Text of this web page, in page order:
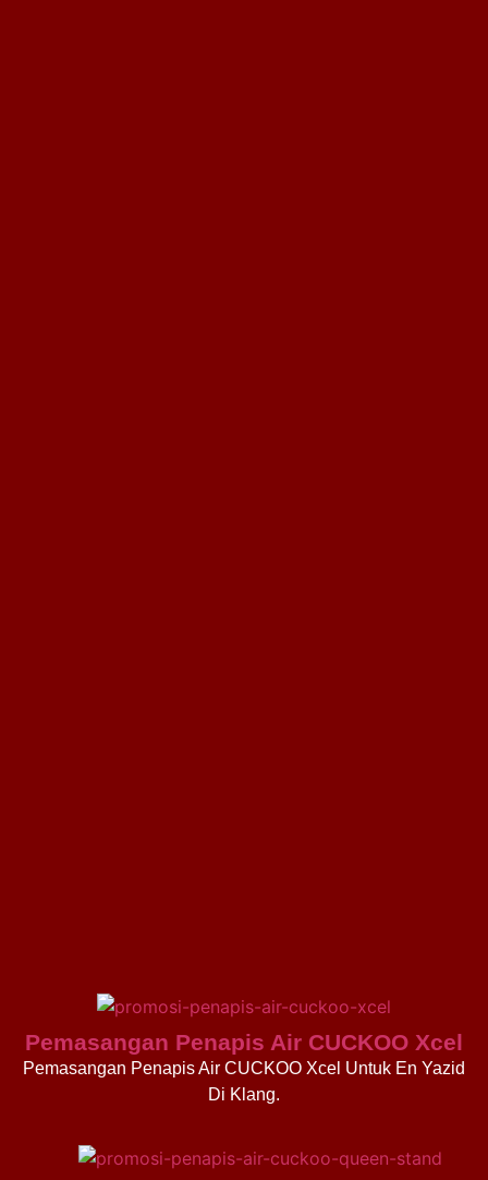
Pemasangan Penapis Air CUCKOO Xcel
Pemasangan Penapis Air CUCKOO Xcel Untuk En Yazid
Di Klang.